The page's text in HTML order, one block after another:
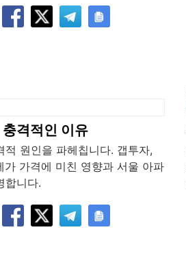
격적인 이유
원인을 파헤칩니다. 갭투자,
가 가격에 미친 영향과 서울 아파
합니다.